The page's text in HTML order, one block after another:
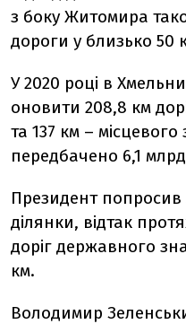
з боку Житомира
дороги у близько 50
У 2020 році в
оновити 208,8 км
та 137 км –
передбачено 6,1
Президент попросив
ділянки, відтак
доріг державного
км.
Володимир